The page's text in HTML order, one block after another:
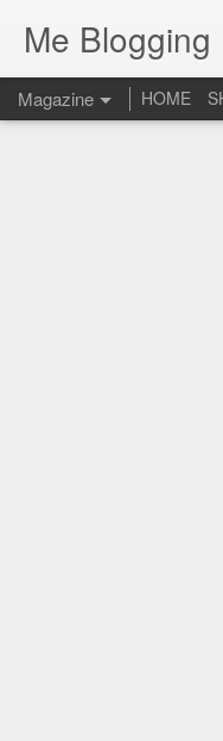
Me Blogging
Magazine HOME